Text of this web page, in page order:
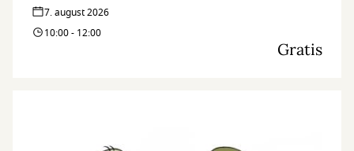
7. august 2026
10:00 - 12:00
Gratis